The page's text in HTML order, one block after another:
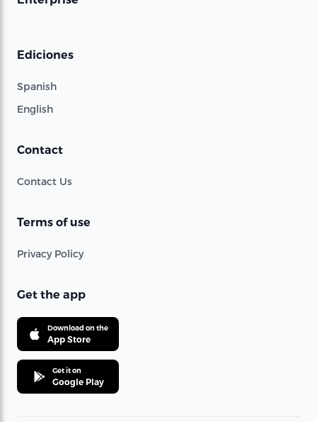
Ediciones
Spanish
English
Contact
Contact Us
Terms of use
Privacy Policy
Get the app
Download on the
App Store
Get it on
Google Play